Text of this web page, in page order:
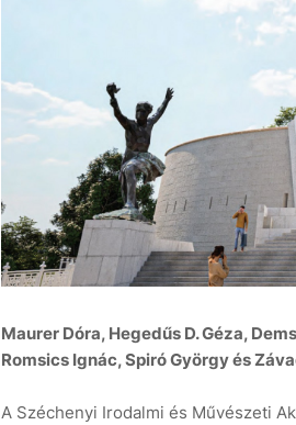
Maurer Dóra, Hegedűs D. Géza,
Romsics Ignác, Spiró György és
A Széchenyi Irodalmi és Művészeti